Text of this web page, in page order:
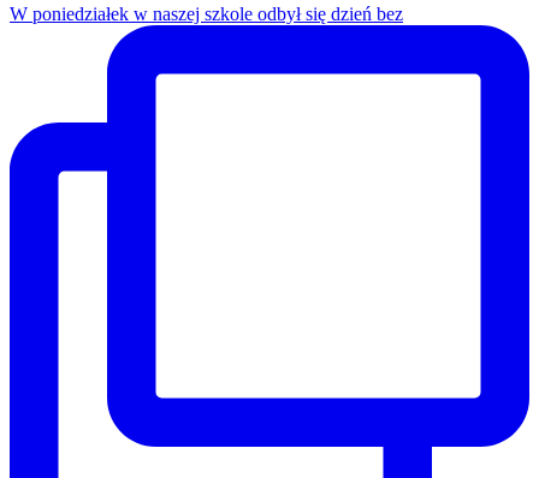
W poniedziałek w naszej szkole odbył się dzień bez